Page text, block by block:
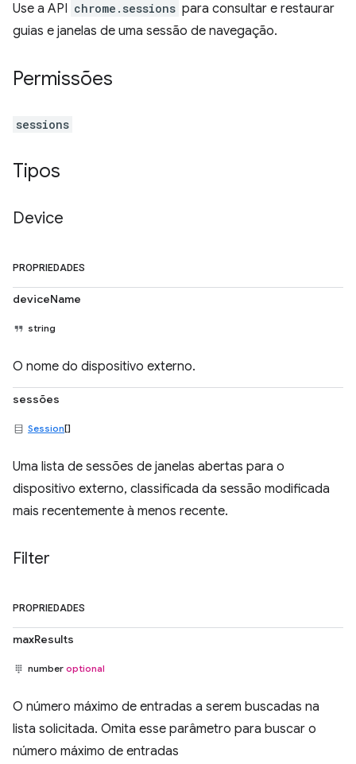
Use a API chrome.sessions para consultar e restaurar
guias e janelas de uma sessão de navegação.
Permissões
sessions
Tipos
Device
PROPRIEDADES
deviceName
string
O nome do dispositivo externo.
sessões
Session[]
Uma lista de sessões de janelas abertas para o
dispositivo externo, classificada da sessão modificada
mais recentemente à menos recente.
Filter
PROPRIEDADES
maxResults
number optional
O número máximo de entradas a serem buscadas na
lista solicitada. Omita esse parâmetro para buscar o
número máximo de entradas